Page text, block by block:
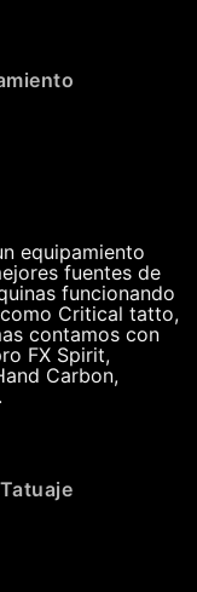
equipamiento
fuentes de
funcionando
Critical tatto,
contamos con
FX Spirit,
Carbon,